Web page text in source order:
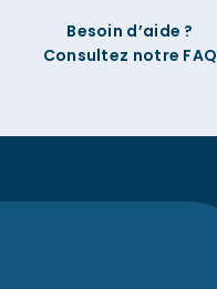
Besoin d’aide ?
Consultez notre FAQ